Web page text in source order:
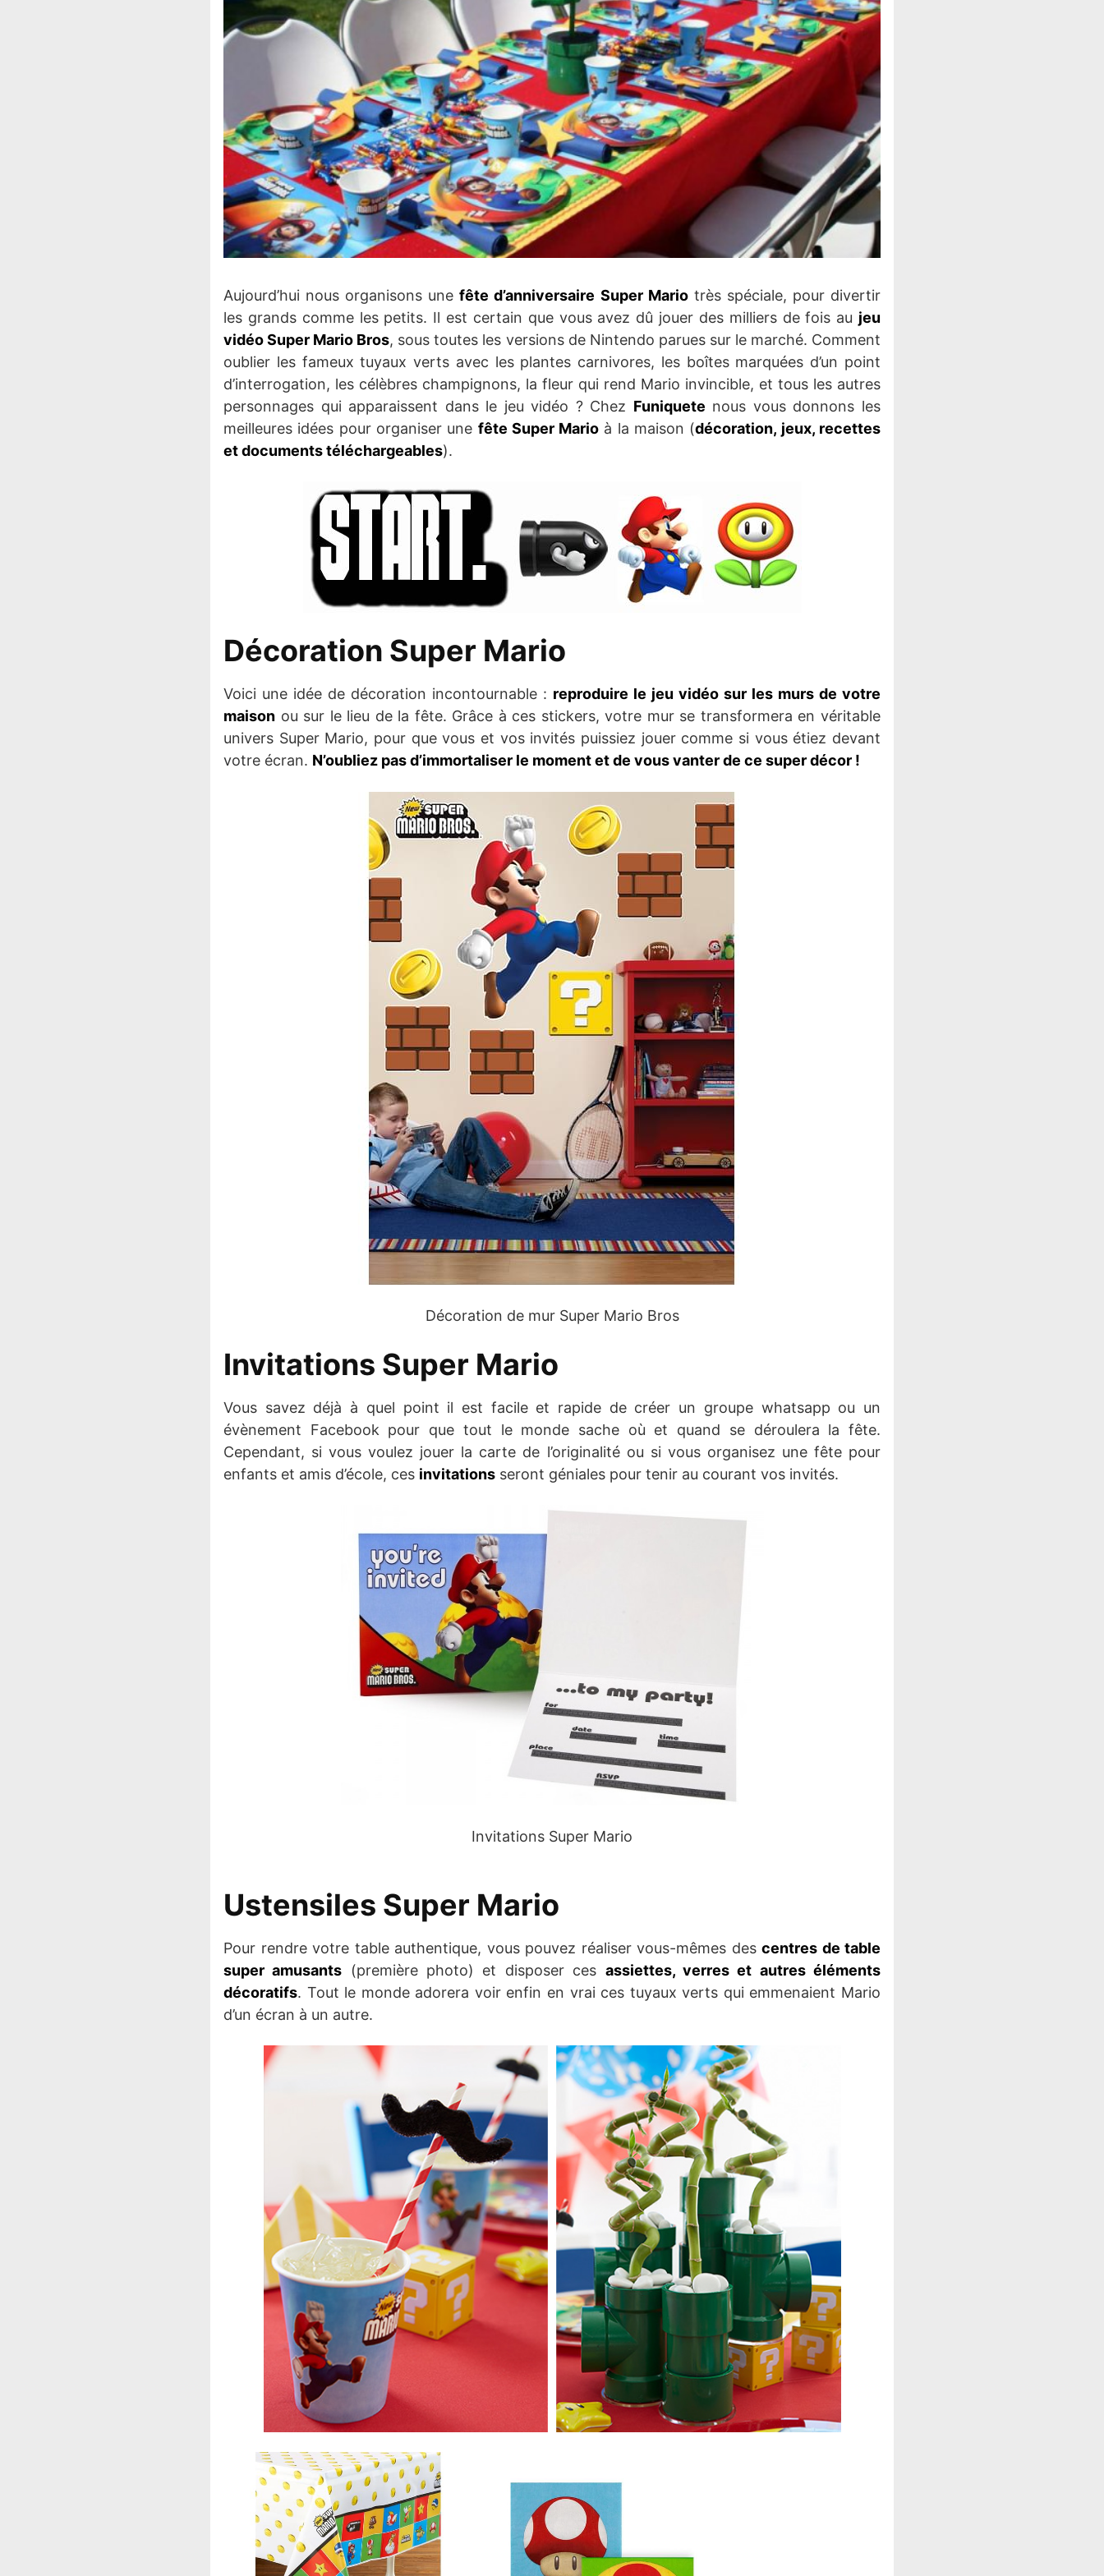
Aujourd’hui nous organisons unefête d’anniversaire Super Mariotrès spéciale, pour divertir
les grands comme les petits. Il est certain que vous avez dû jouer des milliers de fois au jeu
vidéo Super Mario Bros, sous toutes les versions de Nintendo parues sur le marché. Comment
oublier les fameux tuyaux verts avec les plantes carnivores, les boîtes marquées d’un point
d’interrogation, les célèbres champignons, la fleur qui rend Mario invincible, et tous les autres
personnages qui apparaissent dans le jeu vidéo ? Chez Funiquete nous vous donnons les
meilleures idées pour organiser une fête Super Mario à la maison (décoration, jeux, recettes
et documents téléchargeables).
Décoration Super Mario
Voici une idée de décoration incontournable : reproduire le jeu vidéo sur les murs de votre
maison ou sur le lieu de la fête. Grâce à ces stickers, votre mur se transformera en véritable
univers Super Mario, pour que vous et vos invités puissiez jouer comme si vous étiez devant
votre écran. N’oubliez pas d’immortaliser le moment et de vous vanter de ce super décor !
Décoration de mur Super Mario Bros
Invitations Super Mario
Vous savez déjà à quel point il est facile et rapide de créer un groupe whatsapp ou un
évènement Facebook pour que tout le monde sache où et quand se déroulera la fête.
Cependant, si vous voulez jouer la carte de l’originalité ou si vous organisez une fête pour
enfants et amis d’école, ces invitations seront géniales pour tenir au courant vos invités.
Invitations Super Mario
Ustensiles Super Mario
Pour rendre votre table authentique, vous pouvez réaliser vous-mêmes des centres de table
super amusants (première photo) et disposer ces assiettes, verres et autres éléments
décoratifs. Tout le monde adorera voir enfin en vrai ces tuyaux verts qui emmenaient Mario
d’un écran à un autre.